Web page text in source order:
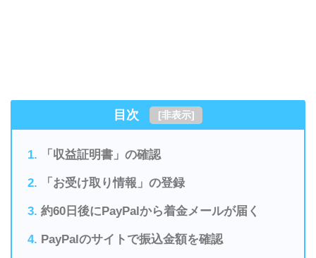
目次 [非表示]
「収益証明書」の確認
「お受け取り情報」の登録
約60日後にPayPalから着金メールが届く
PayPalのサイトで振込金額を確認